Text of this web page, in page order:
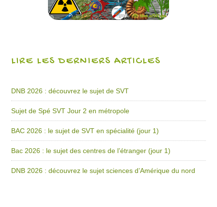
LIRE LES DERNIERS ARTICLES
DNB 2026 : découvrez le sujet de SVT
Sujet de Spé SVT Jour 2 en métropole
BAC 2026 : le sujet de SVT en spécialité (jour 1)
Bac 2026 : le sujet des centres de l’étranger (jour 1)
DNB 2026 : découvrez le sujet sciences d’Amérique du nord